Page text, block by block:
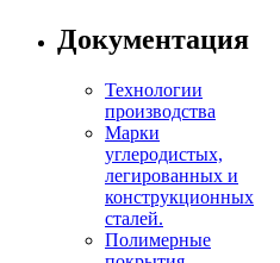
Документация
Технологии
производства
Марки
углеродистых,
легированных и
конструкционных
сталей.
Полимерные